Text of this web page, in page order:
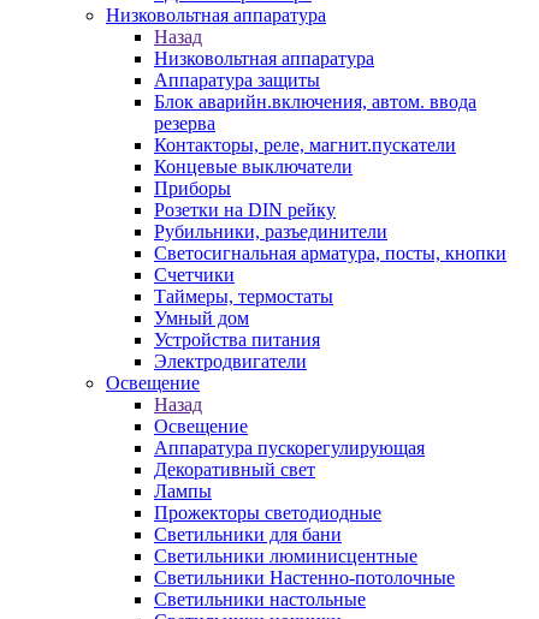
Низковольтная аппаратура
Назад
Низковольтная аппаратура
Аппаратура защиты
Блок аварийн.включения, автом. ввода
резерва
Контакторы, реле, магнит.пускатели
Концевые выключатели
Приборы
Розетки на DIN рейку
Рубильники, разъединители
Светосигнальная арматура, посты, кнопки
Счетчики
Таймеры, термостаты
Умный дом
Устройства питания
Электродвигатели
Освещение
Назад
Освещение
Аппаратура пускорегулирующая
Декоративный свет
Лампы
Прожекторы светодиодные
Светильники для бани
Светильники люминисцентные
Светильники Настенно-потолочные
Светильники настольные